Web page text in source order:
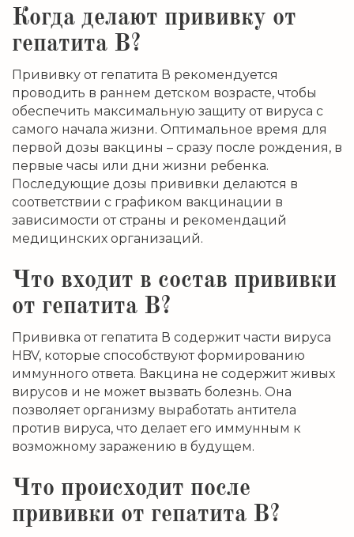
Когда делают прививку от
гепатита В?
Прививку от гепатита В рекомендуется
проводить в раннем детском возрасте, чтобы
обеспечить максимальную защиту от вируса с
самого начала жизни. Оптимальное время для
первой дозы вакцины – сразу после рождения, в
первые часы или дни жизни ребенка.
Последующие дозы прививки делаются в
соответствии с графиком вакцинации в
зависимости от страны и рекомендаций
медицинских организаций.
Что входит в состав прививки
от гепатита В?
Прививка от гепатита В содержит части вируса
HBV, которые способствуют формированию
иммунного ответа. Вакцина не содержит живых
вирусов и не может вызвать болезнь. Она
позволяет организму выработать антитела
против вируса, что делает его иммунным к
возможному заражению в будущем.
Что происходит после
прививки от гепатита В?